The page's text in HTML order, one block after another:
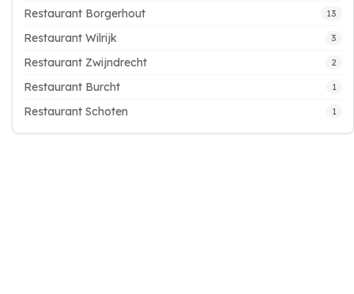
Restaurant Borgerhout 13
Restaurant Wilrijk 3
Restaurant Zwijndrecht 2
Restaurant Burcht 1
Restaurant Schoten 1